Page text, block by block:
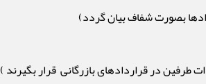
بصورت شفاف بیان گردد)
طرفین در قراردادهای بازرگانی قرار بگیرند )